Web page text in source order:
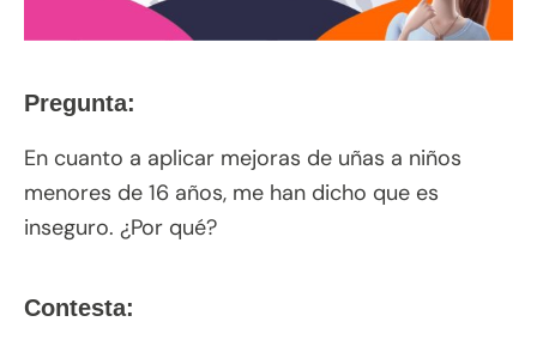
Pregunta:
En cuanto a aplicar mejoras de uñas a niños
menores de 16 años, me han dicho que es
inseguro. ¿Por qué?
Contesta: